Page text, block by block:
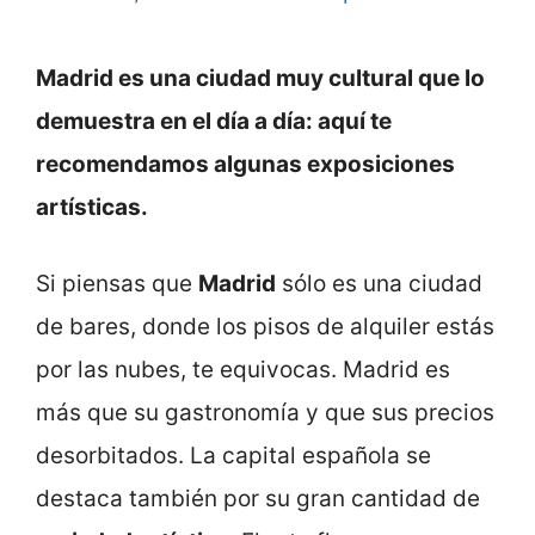
Madrid es una ciudad muy cultural que lo
demuestra en el día a día: aquí te
recomendamos algunas exposiciones
artísticas.
Si piensas que Madrid sólo es una ciudad
de bares, donde los pisos de alquiler estás
por las nubes, te equivocas. Madrid es
más que su gastronomía y que sus precios
desorbitados. La capital española se
destaca también por su gran cantidad de